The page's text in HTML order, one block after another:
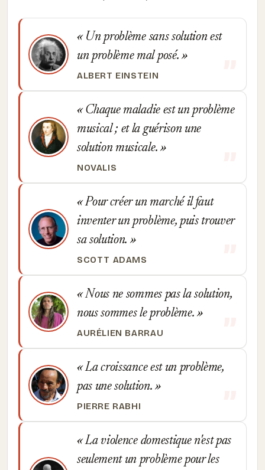
Un problème sans solution est
un problème mal posé.
ALBERT EINSTEIN
Chaque maladie est un problème
musical ; et la guérison une
solution musicale.
NOVALIS
Pour créer un marché il faut
inventer un problème, puis trouver
sa solution.
SCOTT ADAMS
Nous ne sommes pas la solution,
nous sommes le problème.
AURÉLIEN BARRAU
La croissance est un problème,
pas une solution.
PIERRE RABHI
La violence domestique n'est pas
seulement un problème pour les